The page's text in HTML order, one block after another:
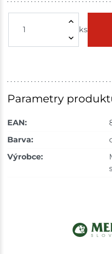
ks
Skladem - ihned k odeslání
Choceň
Skladem na prodejně -
Parametry
EAN:
Barva:
Výrobce: